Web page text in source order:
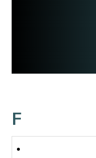
F